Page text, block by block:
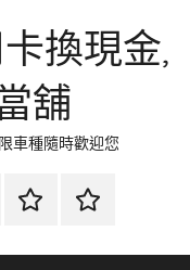
換現金,
舖
車種隨時歡迎您
環
清
聯
徵